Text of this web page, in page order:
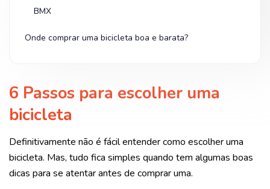
BMX
Onde comprar uma bicicleta boa e barata?
6 Passos para escolher uma
bicicleta
Definitivamente não é fácil entender como escolher uma
bicicleta. Mas, tudo fica simples quando tem algumas boas
dicas para se atentar antes de comprar uma.